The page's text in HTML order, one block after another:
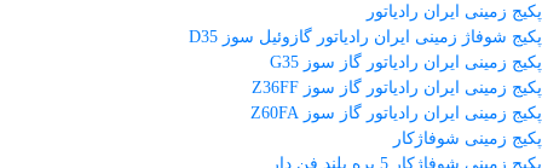
پکیج زمینی ایران رادیاتور
پکیج شوفاژ زمینی ایران رادیاتور گازوئیل سوز D35
پکیج زمینی ایران رادیاتور گاز سوز G35
پکیج زمینی ایران رادیاتور گاز سوز Z36FF
پکیج زمینی ایران رادیاتور گاز سوز Z60FA
پکیج زمینی شوفاژکار
پکیج زمینی شوفاژکار 5 پره بلند فن دار